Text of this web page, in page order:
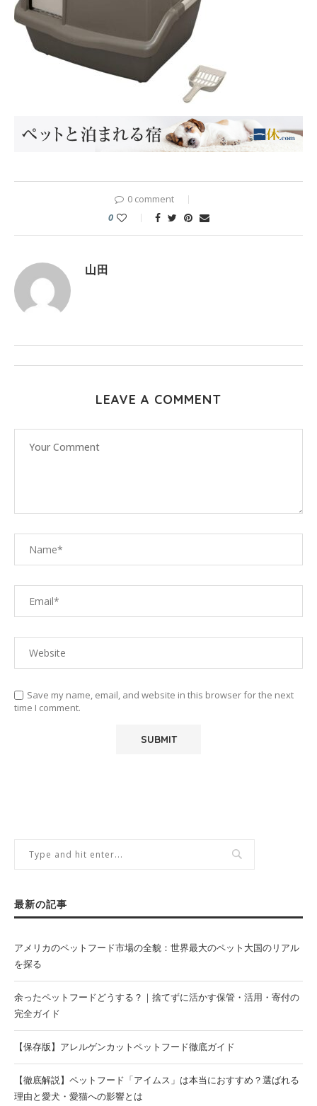
0 comment
0
山田
LEAVE A COMMENT
Save my name, email, and website in this browser for the next
time I comment.
最新の記事
アメリカのペットフード市場の全貌：世界最大のペット大国のリアル
を探る
余ったペットフードどうする？｜捨てずに活かす保管・活用・寄付の
完全ガイド
【保存版】アレルゲンカットペットフード徹底ガイド
【徹底解説】ペットフード「アイムス」は本当におすすめ？選ばれる
理由と愛犬・愛猫への影響とは